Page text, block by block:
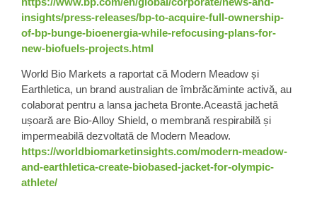
insights/press-releases/bp-to-acquire-full-ownership-
of-bp-bunge-bioenergia-while-refocusing-plans-for-
new-biofuels-projects.html
World Bio Markets a raportat că Modern Meadow și
Earthletica, un brand australian de îmbrăcăminte activă, au
colaborat pentru a lansa jacheta Bronte.Această jachetă
ușoară are Bio-Alloy Shield, o membrană respirabilă și
impermeabilă dezvoltată de Modern Meadow.
https://worldbiomarketinsights.com/modern-meadow-
and-earthletica-create-biobased-jacket-for-olympic-
athlete/